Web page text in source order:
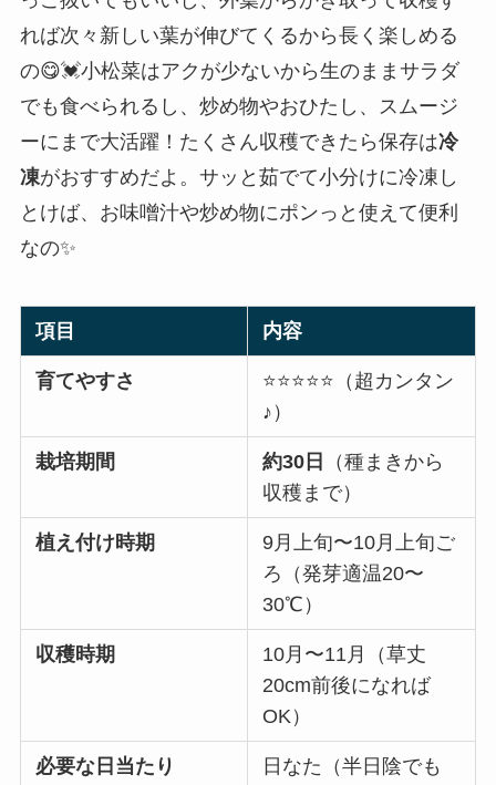
れば次々新しい葉が伸びてくるから長く楽しめる
の😋💓小松菜はアクが少ないから生のままサラダ
でも食べられるし、炒め物やおひたし、スムージ
ーにまで大活躍！たくさん収穫できたら保存は冷
凍がおすすめだよ。サッと茹でて小分けに冷凍し
とけば、お味噌汁や炒め物にポンっと使えて便利
なの✨
項目 内容
育てやすさ
⭐️⭐️⭐️⭐️⭐️（超カンタン
♪）
栽培期間 約30日
（種まきから
収穫まで）
植え付け時期
9月上旬〜10月上旬ご
ろ（発芽適温20〜
30℃）
収穫時期
10月〜11月（草丈
20cm前後になれば
OK）
必要な日当たり
日なた（半日陰でも